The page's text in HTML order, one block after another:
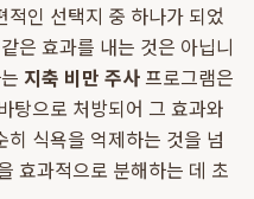
인 선택지 중 하나가 되었
은 효과를 내는 것은 아닙니
지축 비만 주사프로그램은
탕으로 처방되어 그 효과와
식욕을 억제하는 것을 넘
효과적으로 분해하는 데 초